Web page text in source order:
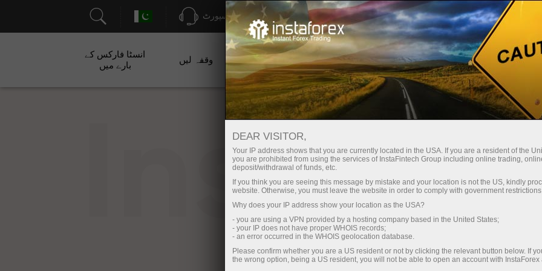
سپورٹ فوری اکاونٹ کھولیں تجارتی پلیٹ فارم
آموز کے لیے
سرمایہ کاروں کے
لیے
شراکت داروں کے
لئے
مہمات وقفہ لیں
انسٹا فارکس کے
بارے میں
DEAR VISITOR,
Your IP address shows that you are currently located in the USA. If you are a resident of the
you are prohibited from using the services of InstaFintech Group including online trading,
deposit/withdrawal of funds, etc.
If you think you are seeing this message by mistake and your location is not the US, kindly
website. Otherwise, you must leave the website in order to comply with government
Why does your IP address show your location as the USA?
- you are using a VPN provided by a hosting company based in the United States;
- your IP does not have proper WHOIS records;
- an error occurred in the WHOIS geolocation database.
Please confirm whether you are a US resident or not by clicking the relevant button below. If
the wrong option, being a US resident, you will not be able to open an account with InstaForex